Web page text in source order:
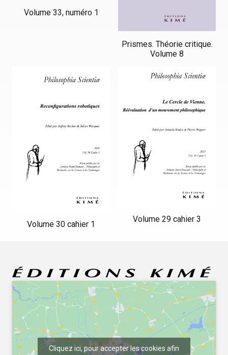
Volume 33, numéro 1
Prismes. Théorie critique.
Volume 8
Volume 30 cahier 1
Volume 29 cahier 3
Cliquez ici, pour accepter les cookies afin